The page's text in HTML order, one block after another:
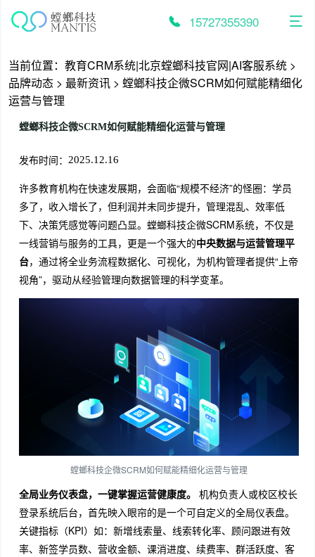
15727355390
当前位置： 教育CRM系统|北京螳螂科技官网|AI客服系统 >
品牌动态 > 最新资讯 > 螳螂科技企微SCRM如何赋能精细化
运营与管理
螳螂科技企微SCRM如何赋能精细化运营与管理
发布时间： 2025.12.16
许多教育机构在快速发展期，会面临“规模不经济”的怪圈：学员
多了，收入增长了，但利润并未同步提升，管理混乱、效率低
下、决策凭感觉等问题凸显。螳螂科技企微SCRM系统，不仅是
一线营销与服务的工具，更是一个强大的中央数据与运营管理平
台，通过将全业务流程数据化、可视化，为机构管理者提供“上帝
视角”，驱动从经验管理向数据管理的科学变革。
螳螂科技企微SCRM如何赋能精细化运营与管理
全局业务仪表盘，一键掌握运营健康度。 机构负责人或校区校长
登录系统后台，首先映入眼帘的是一个可自定义的全局仪表盘。
关键指标（KPI）如：新增线索量、线索转化率、顾问跟进有效
率、新签学员数、营收金额、课消进度、续费率、群活跃度、客